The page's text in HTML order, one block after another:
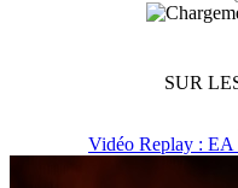
SUR
Vidéo Replay : EA